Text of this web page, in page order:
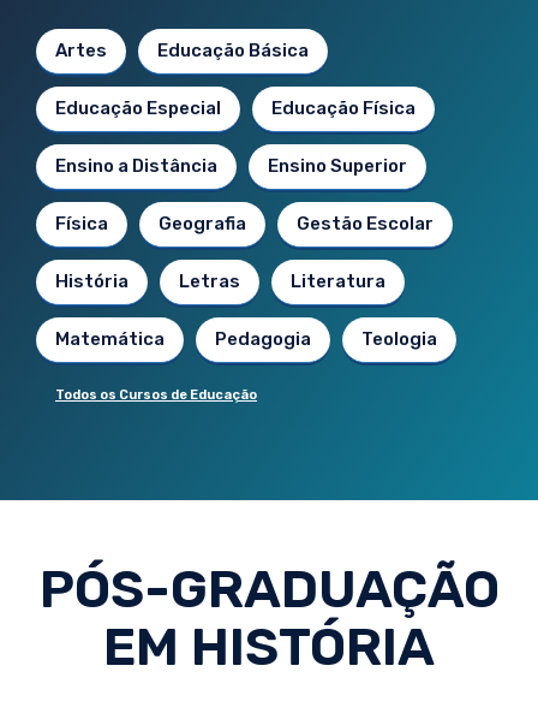
Artes Educação Básica
Educação Especial Educação Física
Ensino a Distância Ensino Superior
Física Geografia Gestão Escolar
História Letras Literatura
Matemática Pedagogia Teologia
Todos os Cursos de Educação
PÓS-GRADUAÇÃO
EM HISTÓRIA